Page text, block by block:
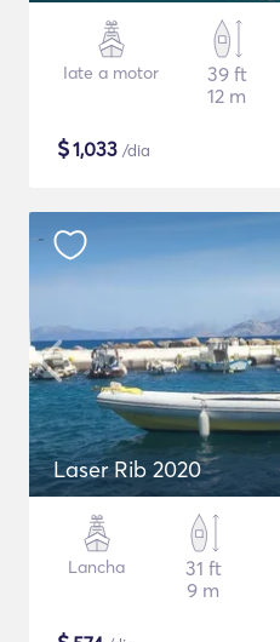
Iate a motor
39 ft
12 m
$1,033 /dia
Laser Rib 2020
Lancha
31 ft
9 m